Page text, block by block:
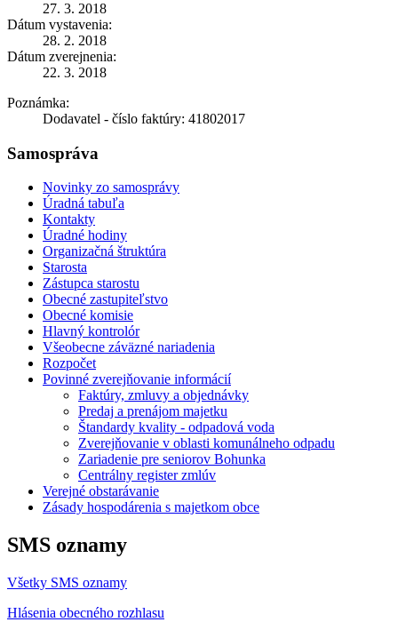
27. 3. 2018
Dátum vystavenia:
28. 2. 2018
Dátum zverejnenia:
22. 3. 2018
Poznámka:
Dodavatel - číslo faktúry: 41802017
Samospráva
Novinky zo samosprávy
Úradná tabuľa
Kontakty
Úradné hodiny
Organizačná štruktúra
Starosta
Zástupca starostu
Obecné zastupiteľstvo
Obecné komisie
Hlavný kontrolór
Všeobecne záväzné nariadenia
Rozpočet
Povinné zverejňovanie informácií
Faktúry, zmluvy a objednávky
Predaj a prenájom majetku
Štandardy kvality - odpadová voda
Zverejňovanie v oblasti komunálneho odpadu
Zariadenie pre seniorov Bohunka
Centrálny register zmlúv
Verejné obstarávanie
Zásady hospodárenia s majetkom obce
SMS oznamy
Všetky SMS oznamy
Hlásenia obecného rozhlasu